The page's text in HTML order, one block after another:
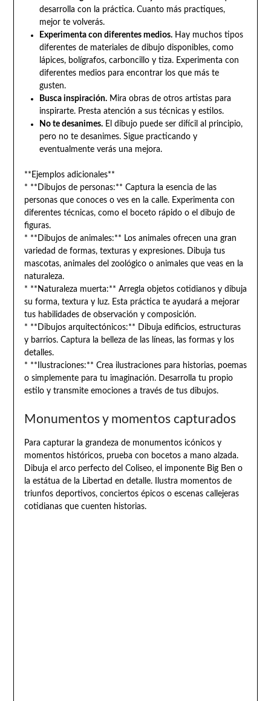
desarrolla con la práctica. Cuanto más practiques,
mejor te volverás.
Experimenta con diferentes medios.Hay muchos tipos
diferentes de materiales de dibujo disponibles, como
lápices, bolígrafos, carboncillo y tiza. Experimenta con
diferentes medios para encontrar los que más te
gusten.
Busca inspiración.Mira obras de otros artistas para
inspirarte. Presta atención a sus técnicas y estilos.
No te desanimes.El dibujo puede ser difícil al principio,
pero no te desanimes. Sigue practicando y
eventualmente verás una mejora.
**Ejemplos adicionales**
* **Dibujos de personas:** Captura la esencia de las
personas que conoces o ves en la calle. Experimenta con
diferentes técnicas, como el boceto rápido o el dibujo de
figuras.
* **Dibujos de animales:** Los animales ofrecen una gran
variedad de formas, texturas y expresiones. Dibuja tus
mascotas, animales del zoológico o animales que veas en la
naturaleza.
* **Naturaleza muerta:** Arregla objetos cotidianos y dibuja
su forma, textura y luz. Esta práctica te ayudará a mejorar
tus habilidades de observación y composición.
* **Dibujos arquitectónicos:** Dibuja edificios, estructuras
y barrios. Captura la belleza de las líneas, las formas y los
detalles.
* **Ilustraciones:** Crea ilustraciones para historias, poemas
o simplemente para tu imaginación. Desarrolla tu propio
estilo y transmite emociones a través de tus dibujos.
Monumentos y momentos capturados
Para capturar la grandeza de monumentos icónicos y
momentos históricos, prueba con bocetos a mano alzada.
Dibuja el arco perfecto del Coliseo, el imponente Big Ben o
la estátua de la Libertad en detalle. Ilustra momentos de
triunfos deportivos, conciertos épicos o escenas callejeras
cotidianas que cuenten historias.